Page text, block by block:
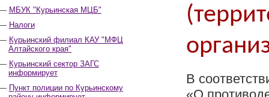
МБУК "Курьинская МЦБ"
Налоги
Курьинский филиал КАУ "МФЦ
Алтайского края"
Курьинский сектор ЗАГС
информирует
Пункт полиции по Курьинскому
В